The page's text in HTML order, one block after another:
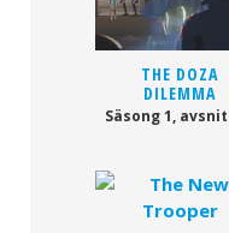
THE DOZA
DILEMMA
Säsong 1,